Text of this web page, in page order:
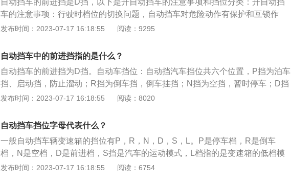
自动挡车的前进挡是D挡，以下是开自动挡车的注意事项和挡位分类：开自动挡
车的注意事项：行驶时档位的切换问题，自动挡车对危险动作有保护和互锁作
用，档位无意切换，如果出错，会发生危险；如果自动挡车型车辆停在一个较陡
步。自动挡的挡位分类：通常情况下，自动挡分为6个挡位，分别是P挡、R挡、
N挡、D挡、S挡、L挡。P挡是驻车挡，挂入P挡之后，车辆的变速箱就会被锁
死；R挡是倒车挡，倒车时使用，挂入R挡，车就可以倒着走；N挡是空挡；D挡
是前进挡，D挡是最常用的挡位，挂上D挡，踩油门，车就往前行驶；S挡是运动
挡，此模式下，车的动力增加，同时油耗会增大；L挡是低速挡，爬坡时使用。
发布时间：2023-07-17 16:18:55 阅读：9295
自动挡车中的前进挡指的是什么？
自动挡车的前进挡为D挡。自动车挡位：自动挡汽车挡位共六个位置，P挡为泊车
挡、启动挡，防止溜动；R挡为倒车挡，倒车挂挡；N挡为空挡，暂时停车；D挡
为前进挡、驱动挡，变速箱在1-5挡根据速度和油门情况自动切换；S挡为运动模
升挡，下坡时有一定制动功能，可在坡道等情况下使用；自动挡是不需要在行驶
时切换挡位，较手动变速箱的优势在于易于驾驶，另外自动挡还包括无级变速、
电子拨片变速、电子排挡杆变速。前进挡使用方法：上车后首先踩下制动踏板，
启动发动机，此时不要松开制动踏板，挂入d挡，松开制动踏板汽车就能向前行
驶。
发布时间：2023-07-17 16:18:55 阅读：8020
自动挡车挡位字母代表什么？
一般自动挡车辆变速箱的挡位有P，R，N，D，S，L。P是停车档，R是倒车
档，N是空档，D是前进档，S挡是汽车的运动模式，L档指的是变速箱的低档模
式。以下是相关内容介绍：1、P档：当需要把汽车停放在一段长时间时，应该把
发布时间：2023-07-17 16:18:55 阅读：6754